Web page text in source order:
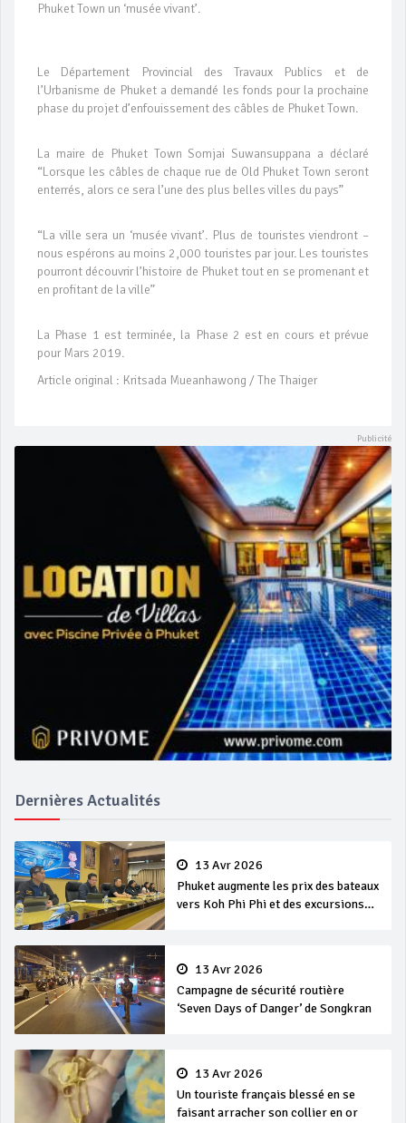
Phuket Town un ‘musée vivant’.
Le Département Provincial des Travaux Publics et de
l’Urbanisme de Phuket a demandé les fonds pour la prochaine
phase du projet d’enfouissement des câbles de Phuket Town.
La maire de Phuket Town Somjai Suwansuppana a déclaré
“Lorsque les câbles de chaque rue de Old Phuket Town seront
enterrés, alors ce sera l’une des plus belles villes du pays”
“La ville sera un ‘musée vivant’. Plus de touristes viendront –
nous espérons au moins 2,000 touristes par jour. Les touristes
pourront découvrir l’histoire de Phuket tout en se promenant et
en profitant de la ville”
La Phase 1 est terminée, la Phase 2 est en cours et prévue
pour Mars 2019.
Article original : Kritsada Mueanhawong / The Thaiger
Dernières Actualités
13 Avr 2026
Phuket augmente les prix des bateaux
vers Koh Phi Phi et des excursions
13 Avr 2026
Campagne de sécurité routière
‘Seven Days of Danger’ de Songkran
13 Avr 2026
Un touriste français blessé en se
faisant arracher son collier en or